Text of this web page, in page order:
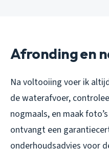
Afronding en
Na voltooiing voer ik
de waterafvoer,
nogmaals, en maak
ontvangt een
onderhoudsadvies voor